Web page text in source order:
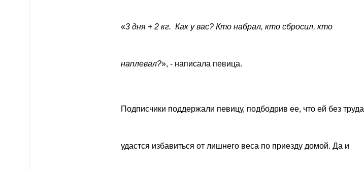
«3 дня + 2 кг. Как у вас? Кто набрал, кто сбросил, кто
наплевал?», - написала певица.
Подписчики поддержали певицу, подбодрив ее, что ей без труда
удастся избавиться от лишнего веса по приезду домой. Да и